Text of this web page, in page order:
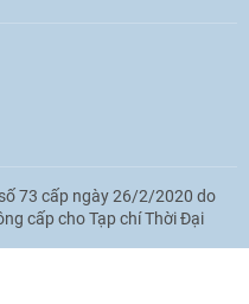
73 cấp ngày 26/2/2020 do
cấp cho Tạp chí Thời Đại